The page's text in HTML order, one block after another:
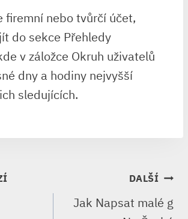
firemní nebo tvůrčí účet,
do sekce Přehledy
v záložce Okruh uživatelů
dny a hodiny nejvyšší
sledujících.
DALŠÍ
Jak Napsat malé g